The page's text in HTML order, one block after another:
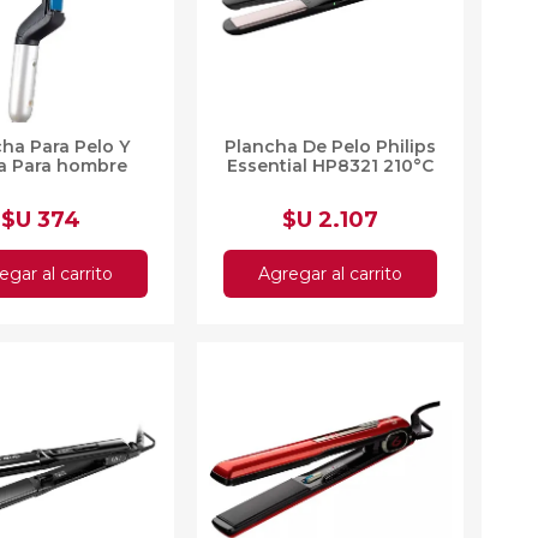
Televisores
Linea Blanca
Pequeños electrodomésticos
Para Pelo Y
Para hombre
$U 374
al carrito
Plancha De Pelo Philips
Essential HP8321 210°C
$U 2.107
Agregar al carrito